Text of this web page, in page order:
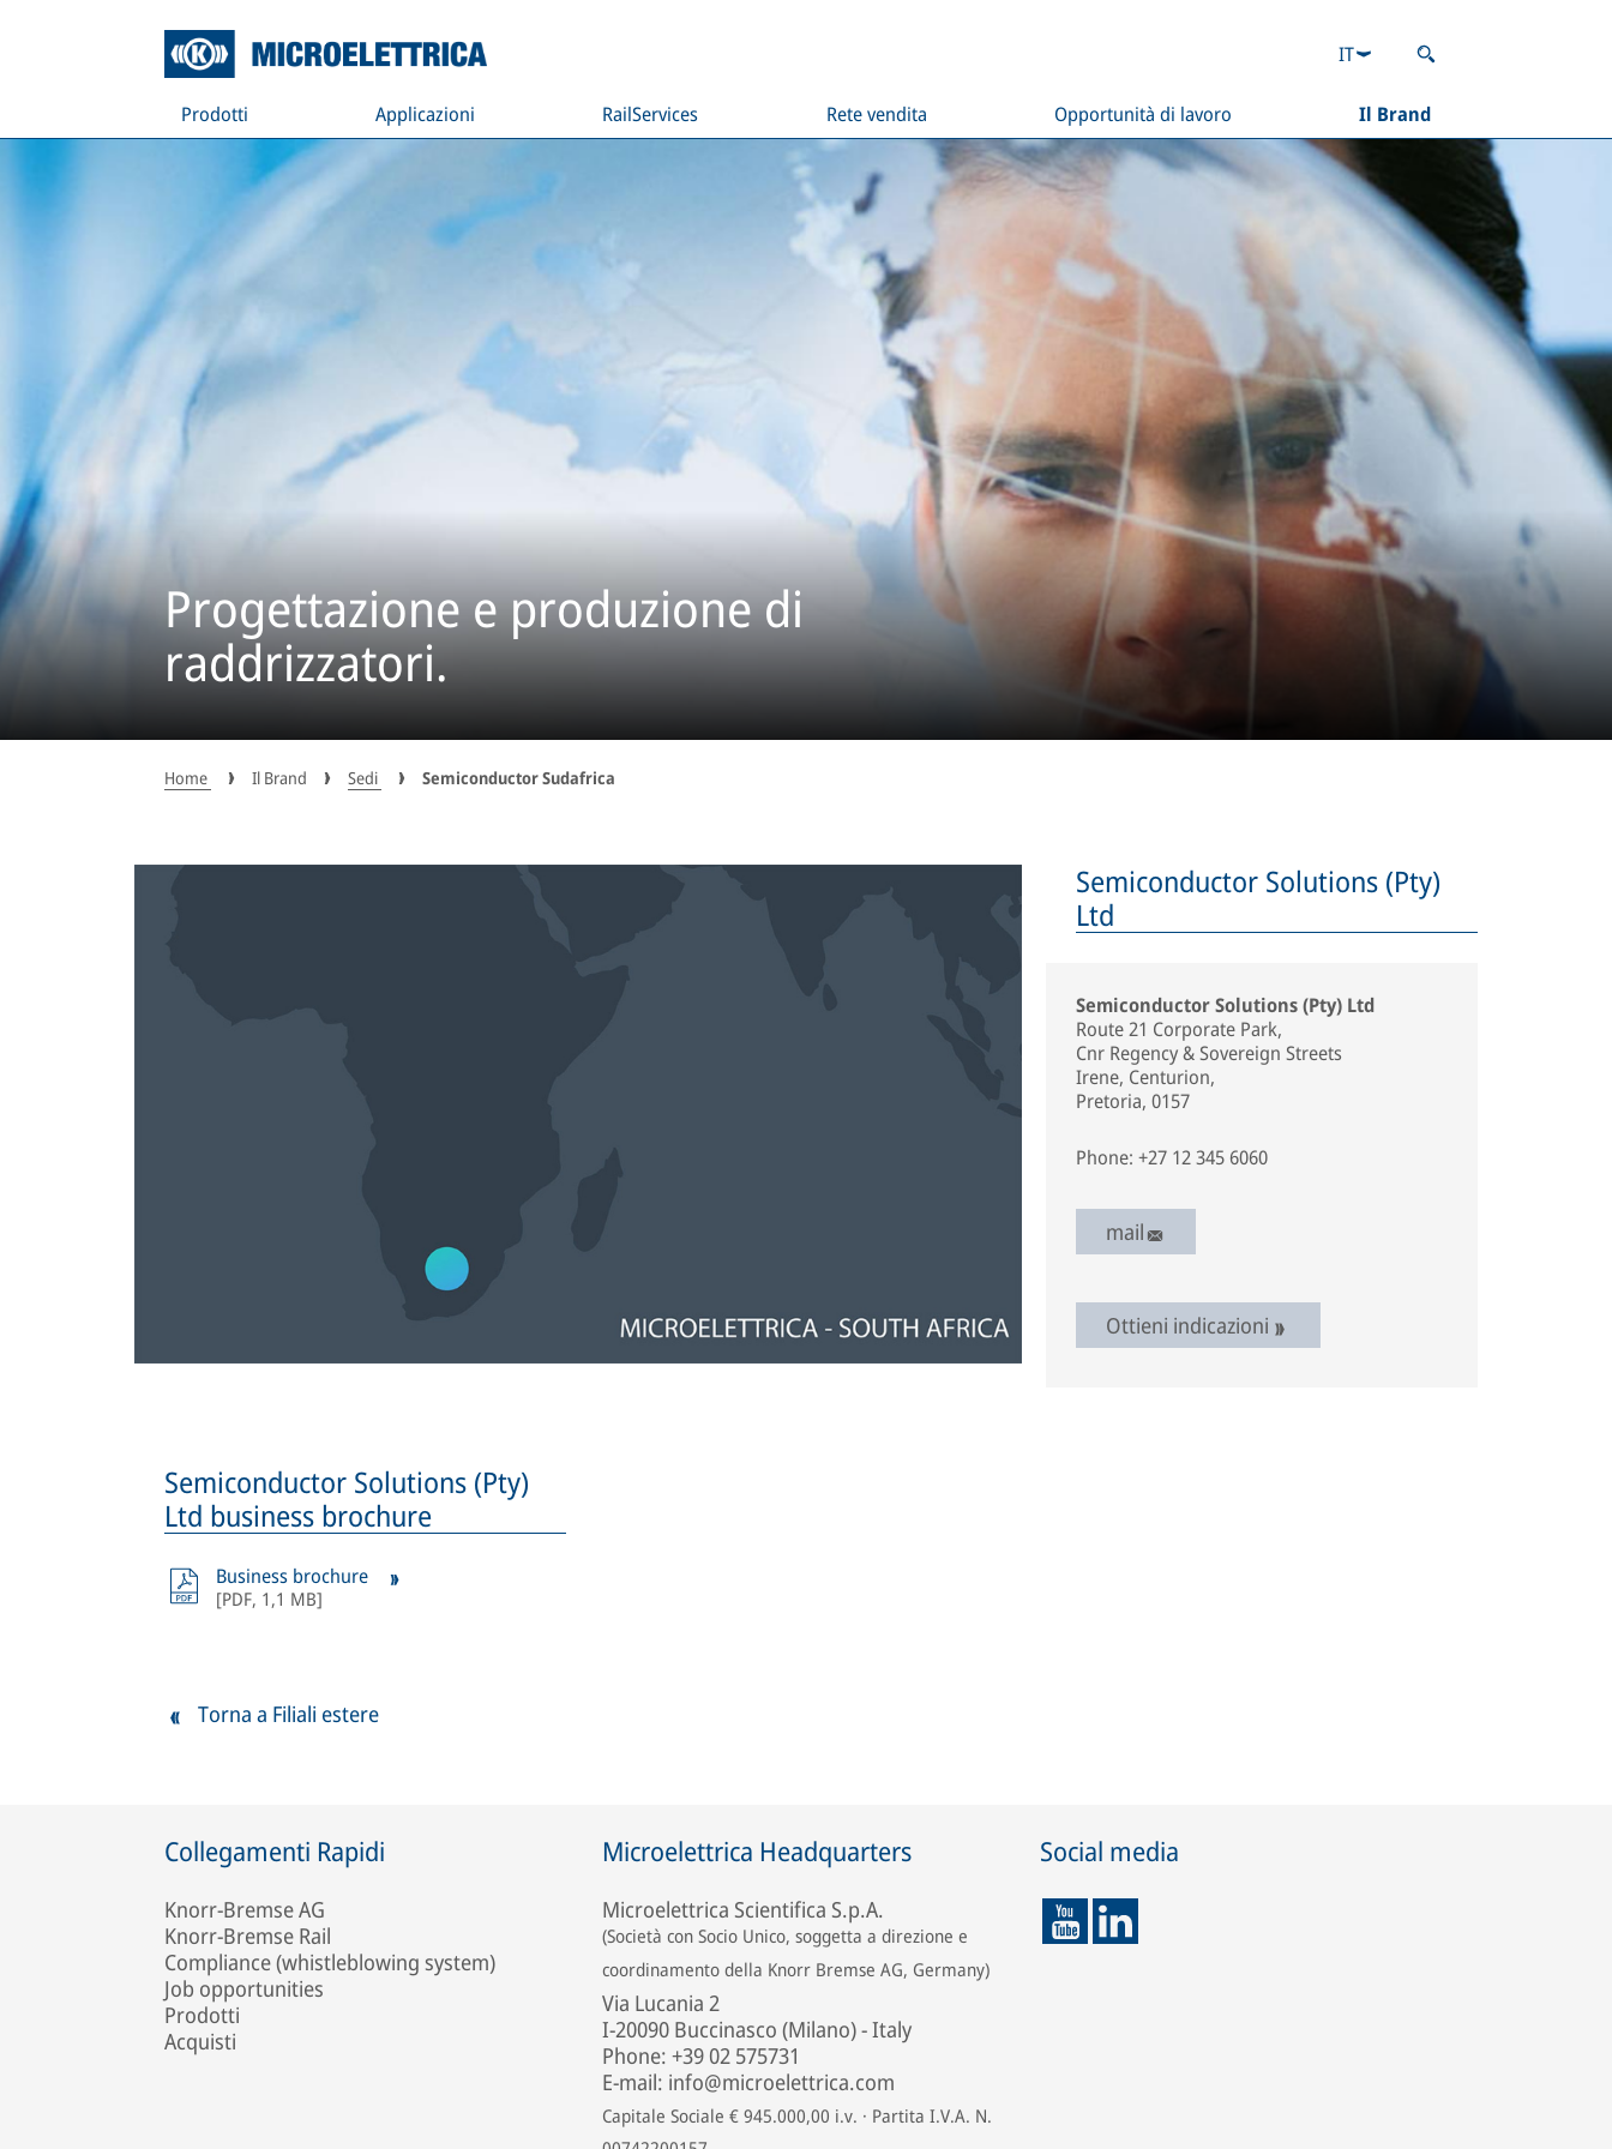
Prodotti Applicazioni RailServices Rete vendita Opportunità di lavoro Il Brand
IT
Progettazione e produzione di
raddrizzatori.
Home Il Brand Sedi Semiconductor Sudafrica
Semiconductor Solutions (Pty)
Ltd
Semiconductor Solutions (Pty) Ltd
Route 21 Corporate Park,
Cnr Regency & Sovereign Streets
Irene, Centurion,
Pretoria, 0157
Phone: +27 12 345 6060
mail
Ottieni indicazioni
Semiconductor Solutions (Pty)
Ltd business brochure
Business brochure
[PDF, 1,1 MB]
Torna a Filiali estere
Collegamenti Rapidi
Knorr-Bremse AG
Knorr-Bremse Rail
Compliance (whistleblowing system)
Job opportunities
Prodotti
Acquisti
Microelettrica Headquarters
Microelettrica Scientifica S.p.A.
(Società con Socio Unico, soggetta a direzione e
coordinamento della Knorr Bremse AG, Germany)
Via Lucania 2
I-20090 Buccinasco (Milano) - Italy
Phone: +39 02 575731
E-mail: info@microelettrica.com
Capitale Sociale € 945.000,00 i.v. · Partita I.V.A. N.
Social media